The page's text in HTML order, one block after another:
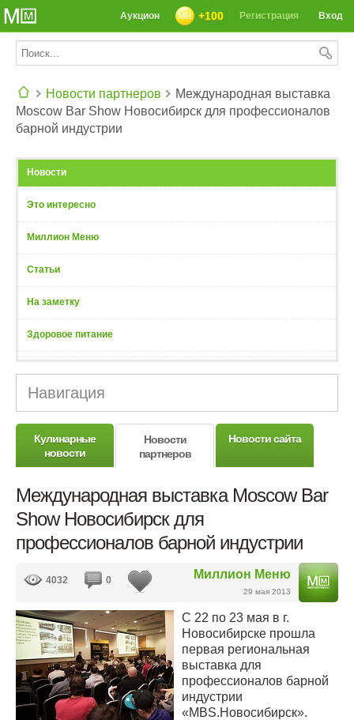
Вход
Регистрация
+100
Аукцион
Новости партнеров
Международная выставка
Moscow Bar Show Новосибирск для профессионалов
барной индустрии
Новости
Это интересно
Миллион Меню
Статьи
На заметку
Здоровое питание
Навигация
Кулинарные
новости
Новости
партнеров
Новости сайта
Международная выставка Moscow Bar
Show Новосибирск для
профессионалов барной индустрии
Миллион Меню
29 мая 2013
4032 0
С 22 по 23 мая в г.
Новосибирске прошла
первая региональная
выставка для
профессионалов барной
индустрии
«MBS.Новосибирск».